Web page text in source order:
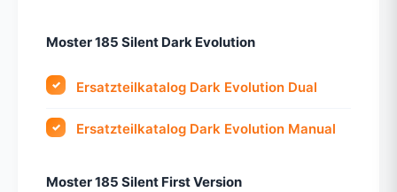
Moster 185 Silent Dark Evolution
Ersatzteilkatalog Dark Evolution Dual
Ersatzteilkatalog Dark Evolution Manual
Moster 185 Silent First Version